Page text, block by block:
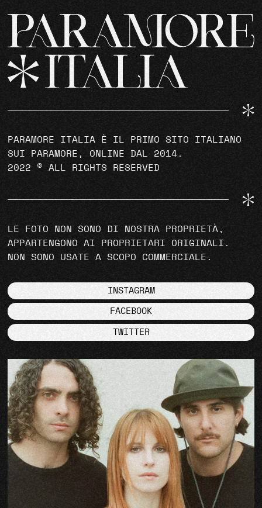
PARAMORE ITALIA È IL PRIMO SITO ITALIANO
SUI PARAMORE, ONLINE DAL 2014.
2022 © ALL RIGHTS RESERVED
LE FOTO NON SONO DI NOSTRA PROPRIETÀ,
APPARTENGONO AI PROPRIETARI ORIGINALI.
NON SONO USATE A SCOPO COMMERCIALE.
INSTAGRAM
FACEBOOK
TWITTER